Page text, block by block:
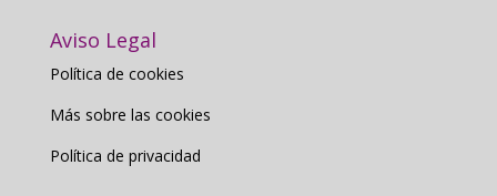
hasta
Aviso Legal
Política de cookies
Más sobre las cookies
Política de privacidad